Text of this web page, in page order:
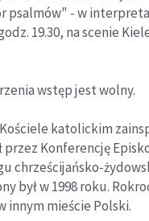
psalmów" - w
19.30, na scenie
wstęp jest wolny.
katolickim
przez Konferencję
chrześcijańsko-
był w 1998 roku.
innym mieście Polski.